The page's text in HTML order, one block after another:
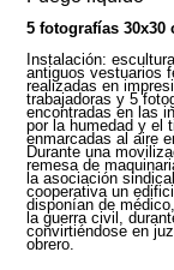
5 fotografías 30x30
Instalación:
antiguos vestuarios
realizadas en
trabajadoras y 5
encontradas en las
por la humedad y el
enmarcadas al aire
Durante una
remesa de
la asociación
cooperativa un
disponían de
la guerra civil,
convirtiéndose en
obrero.